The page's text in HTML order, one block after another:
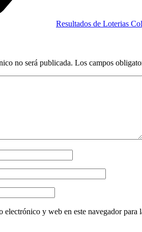
Resultados de Loterias
no será publicada. Los campos
electrónico y web en este navegador para